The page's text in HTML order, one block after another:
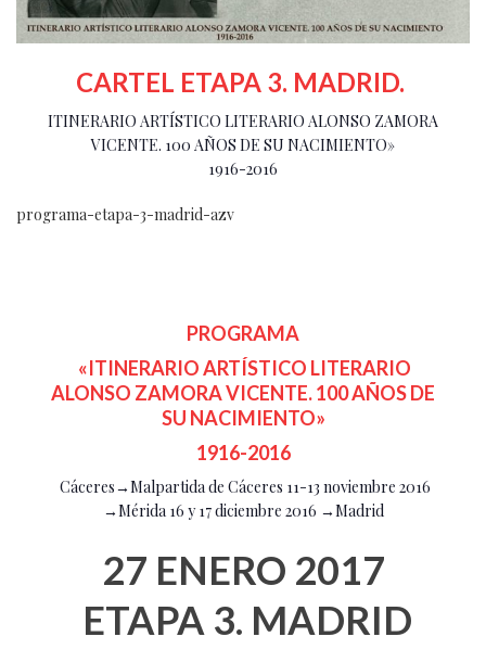
CARTEL ETAPA 3. MADRID.
ITINERARIO ARTÍSTICO LITERARIO ALONSO ZAMORA
VICENTE. 100 AÑOS DE SU NACIMIENTO»
1916-2016
programa-etapa-3-madrid-azv
PROGRAMA
«ITINERARIO ARTÍSTICO LITERARIO
ALONSO ZAMORA VICENTE. 100 AÑOS DE
SU NACIMIENTO»
1916-2016
Cáceres→Malpartida de Cáceres 11-13 noviembre 2016
→Mérida 16 y 17 diciembre 2016 →Madrid
27 ENERO 2017
ETAPA 3. MADRID